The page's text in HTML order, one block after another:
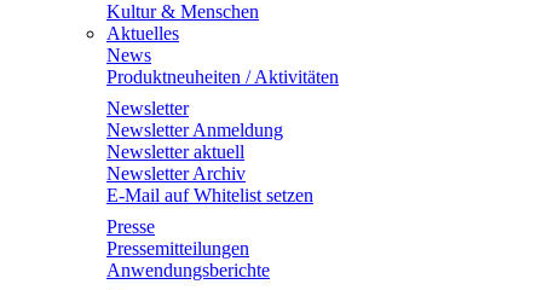
Kultur & Menschen
Aktuelles
News
Produktneuheiten / Aktivitäten
Newsletter
Newsletter Anmeldung
Newsletter aktuell
Newsletter Archiv
E-Mail auf Whitelist setzen
Presse
Pressemitteilungen
Anwendungsberichte